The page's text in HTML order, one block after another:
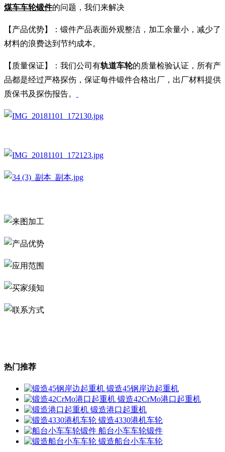
煤车车轮锻件的问题，我们来解决
【产品优势】：锻件产品表面外观整洁，加工余量小，减少了
材料的浪费达到节约成本。
【质量保证】：我们公司有轨道车轮的质量检验认证，所有产
品都是经过严格探伤，保证每件锻件合格出厂，出厂材料提供
质保书及探伤报告。
热门推荐
锻造45钢岸边起重机
锻造42CrMo港口起重机
锻造港口起重机
锻造4330港机车轮
船台小车车轮锻件
锻造船台小车车轮